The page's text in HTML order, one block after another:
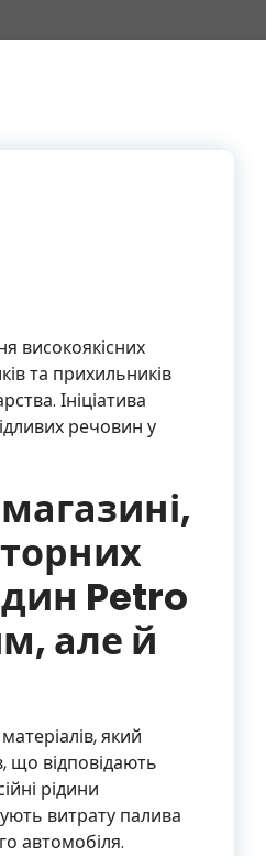
високоякісних
та прихильників
Ініціатива
речовин у
Petro
але й
який
що відповідають
рідини
витрату палива
автомобіля.